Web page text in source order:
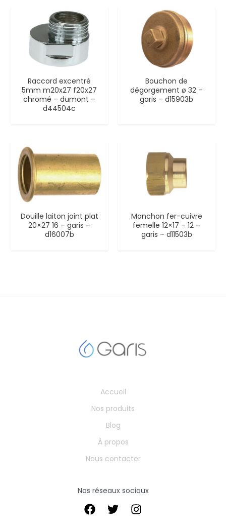
Raccord excentré
5mm m20x27 f20x27
chromé – dumont –
d44504c
Bouchon de
dégorgement ø 32 –
garis – d15903b
Douille laiton joint plat
20×27 16 – garis –
d16007b
Manchon fer-cuivre
femelle 12×17 – 12 –
garis – d11503b
Accueil
Nos produits
Blog
À propos
Nous contacter
Nos réseaux sociaux